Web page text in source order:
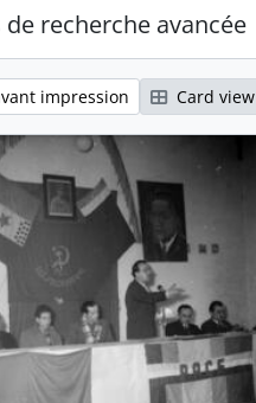
recherche avancée
impression Card view